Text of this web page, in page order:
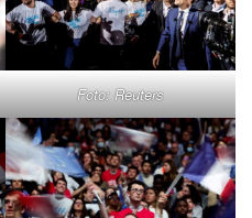
Foto: Reuters